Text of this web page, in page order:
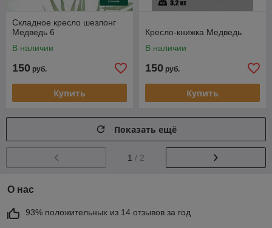
Складное кресло шезлонг
Медведь 6
В наличии
150 руб.
Купить
Кресло-книжка Медведь
В наличии
150 руб.
Купить
Показать ещё
1 / 2
О нас
93% положительных из 14 отзывов за год